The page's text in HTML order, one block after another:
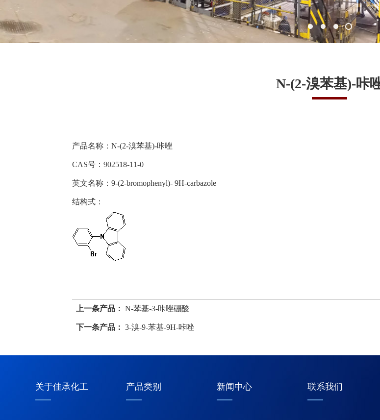
N-(2-溴苯基)-咔
产品名称：N-(2-溴苯基)-咔唑
CAS号：902518-11-0
英文名称：9-(2-bromophenyl)- 9H-carbazole
结构式：
上一条产品： N-苯基-3-咔唑硼酸
下一条产品： 3-溴-9-苯基-9H-咔唑
关于佳承化工 产品类别 新闻中心 联系我们